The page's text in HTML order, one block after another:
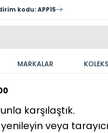
kodu: APP15
MARKALAR
karşılaştık.
veya